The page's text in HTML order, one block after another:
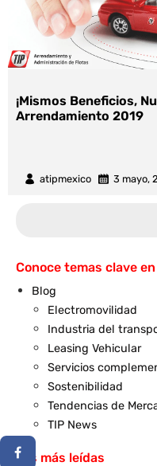
¡Mismos Beneficios,
Arrendamiento 2019
atipmexico 3 mayo,
Conoce temas clave
Blog
Electromovilidad
Industria del
Leasing Vehicular
Servicios
Sostenibilidad
Tendencias de
TIP News
Las más leídas